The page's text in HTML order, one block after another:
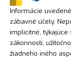
Informácie
zábavné účely.
implicitné, týkajúce
zákonnosti,
žiadneho iného